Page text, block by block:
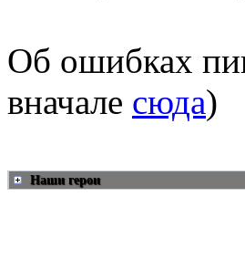
Об ошибках
вначале сюда)
Наши герои